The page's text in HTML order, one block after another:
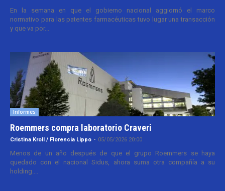
En la semana en que el gobierno nacional aggiornó el marco
normativo para las patentes farmacéuticas tuvo lugar una transacción
y que va por...
Informes
Roemmers compra laboratorio Craveri
Cristina Kroll / Florencia Lippo - 05/05/2026 20:00
Menos de un año después de que el grupo Roemmers se haya
quedado con el nacional Sidus, ahora suma otra compañía a su
holding....